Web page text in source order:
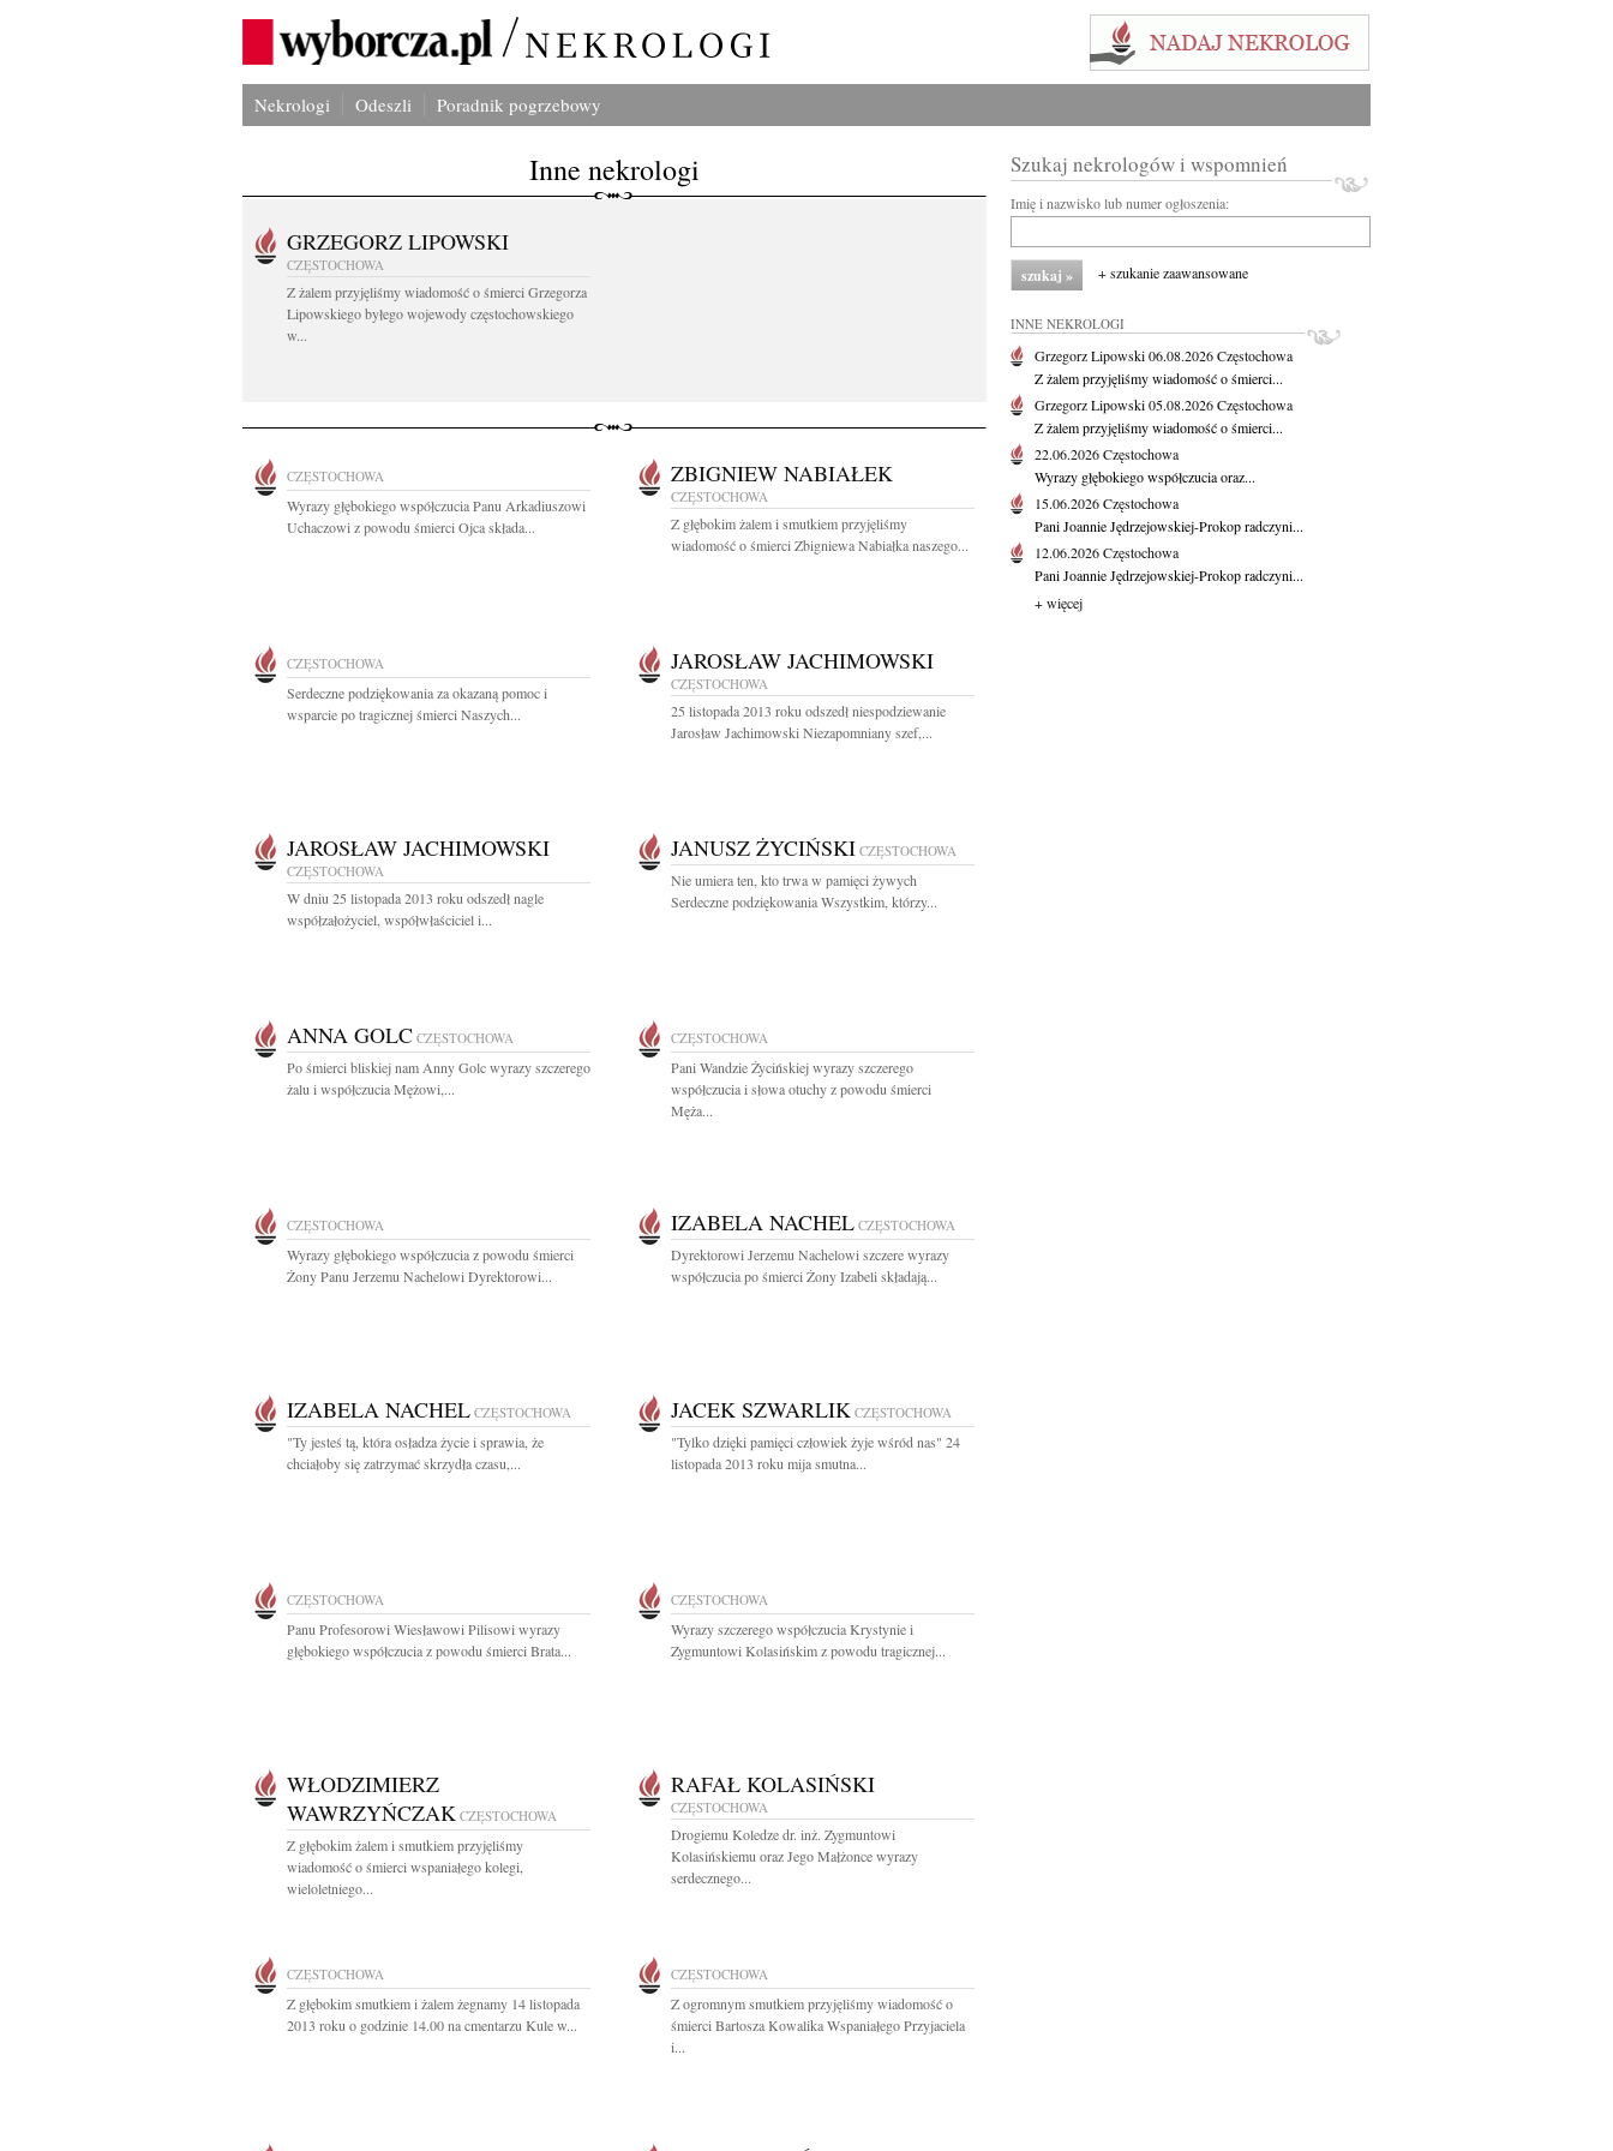
Nekrologi Odeszli Poradnik pogrzebowy
Inne nekrologi
GRZEGORZ LIPOWSKI
CZĘSTOCHOWA
Z żalem przyjęliśmy wiadomość o śmierci Grzegorza
Lipowskiego byłego wojewody częstochowskiego
w...
CZĘSTOCHOWA
Wyrazy głębokiego współczucia Panu Arkadiuszowi
Uchaczowi z powodu śmierci Ojca składa...
ZBIGNIEW NABIAŁEK
CZĘSTOCHOWA
Z głębokim żalem i smutkiem przyjęliśmy
wiadomość o śmierci Zbigniewa Nabiałka naszego...
CZĘSTOCHOWA
Serdeczne podziękowania za okazaną pomoc i
wsparcie po tragicznej śmierci Naszych...
JAROSŁAW JACHIMOWSKI
CZĘSTOCHOWA
25 listopada 2013 roku odszedł niespodziewanie
Jarosław Jachimowski Niezapomniany szef,...
JAROSŁAW JACHIMOWSKI
CZĘSTOCHOWA
W dniu 25 listopada 2013 roku odszedł nagle
współzałożyciel, współwłaściciel i...
JANUSZ ŻYCIŃSKI CZĘSTOCHOWA
Nie umiera ten, kto trwa w pamięci żywych
Serdeczne podziękowania Wszystkim, którzy...
ANNA GOLC CZĘSTOCHOWA
Po śmierci bliskiej nam Anny Golc wyrazy szczerego
żalu i współczucia Mężowi,...
CZĘSTOCHOWA
Pani Wandzie Życińskiej wyrazy szczerego
współczucia i słowa otuchy z powodu śmierci
Męża...
CZĘSTOCHOWA
Wyrazy głębokiego współczucia z powodu śmierci
Żony Panu Jerzemu Nachelowi Dyrektorowi...
IZABELA NACHEL CZĘSTOCHOWA
Dyrektorowi Jerzemu Nachelowi szczere wyrazy
współczucia po śmierci Żony Izabeli składają...
IZABELA NACHEL CZĘSTOCHOWA
"Ty jesteś tą, która osładza życie i sprawia, że
chciałoby się zatrzymać skrzydła czasu,...
JACEK SZWARLIK CZĘSTOCHOWA
"Tylko dzięki pamięci człowiek żyje wśród nas" 24
listopada 2013 roku mija smutna...
CZĘSTOCHOWA
Panu Profesorowi Wiesławowi Pilisowi wyrazy
głębokiego współczucia z powodu śmierci Brata...
CZĘSTOCHOWA
Wyrazy szczerego współczucia Krystynie i
Zygmuntowi Kolasińskim z powodu tragicznej...
WŁODZIMIERZ
WAWRZYŃCZAK CZĘSTOCHOWA
Z głębokim żalem i smutkiem przyjęliśmy
wiadomość o śmierci wspaniałego kolegi,
wieloletniego...
RAFAŁ KOLASIŃSKI
CZĘSTOCHOWA
Drogiemu Koledze dr. inż. Zygmuntowi
Kolasińskiemu oraz Jego Małżonce wyrazy
serdecznego...
CZĘSTOCHOWA
Z głębokim smutkiem i żalem żegnamy 14 listopada
2013 roku o godzinie 14.00 na cmentarzu Kule w...
CZĘSTOCHOWA
Z ogromnym smutkiem przyjęliśmy wiadomość o
śmierci Bartosza Kowalika Wspaniałego Przyjaciela
i...
Szukaj nekrologów i wspomnień
Imię i nazwisko lub numer ogłoszenia:
+ szukanie zaawansowane
INNE NEKROLOGI
Grzegorz Lipowski06.08.2026Częstochowa
Z żalem przyjęliśmy wiadomość o śmierci...
Grzegorz Lipowski05.08.2026Częstochowa
Z żalem przyjęliśmy wiadomość o śmierci...
22.06.2026Częstochowa
Wyrazy głębokiego współczucia oraz...
15.06.2026Częstochowa
Pani Joannie Jędrzejowskiej-Prokop radczyni...
12.06.2026Częstochowa
Pani Joannie Jędrzejowskiej-Prokop radczyni...
+ więcej